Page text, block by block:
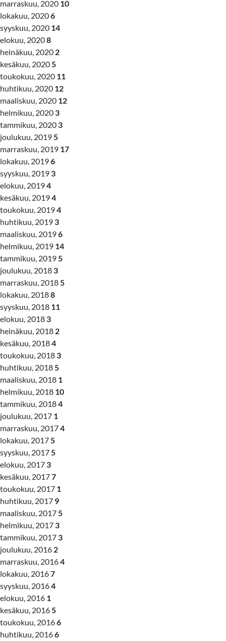
marraskuu, 2020 10
lokakuu, 20206
syyskuu, 2020 14
elokuu, 20208
heinäkuu, 2020 2
kesäkuu, 2020 5
toukokuu, 2020 11
huhtikuu, 2020 12
maaliskuu, 2020 12
helmikuu, 2020 3
tammikuu, 2020 3
joulukuu, 2019 5
marraskuu, 2019 17
lokakuu, 20196
syyskuu, 2019 3
elokuu, 20194
kesäkuu, 20194
toukokuu, 20194
huhtikuu, 2019 3
maaliskuu, 20196
helmikuu, 2019 14
tammikuu, 2019 5
joulukuu, 2018 3
marraskuu, 2018 5
lokakuu, 20188
syyskuu, 2018 11
elokuu, 2018 3
heinäkuu, 2018 2
kesäkuu, 20184
toukokuu, 2018 3
huhtikuu, 2018 5
maaliskuu, 2018 1
helmikuu, 2018 10
tammikuu, 20184
joulukuu, 2017 1
marraskuu, 20174
lokakuu, 2017 5
syyskuu, 2017 5
elokuu, 2017 3
kesäkuu, 20177
toukokuu, 2017 1
huhtikuu, 2017 9
maaliskuu, 2017 5
helmikuu, 2017 3
tammikuu, 2017 3
joulukuu, 2016 2
marraskuu, 20164
lokakuu, 20167
syyskuu, 20164
elokuu, 2016 1
kesäkuu, 2016 5
toukokuu, 20166
huhtikuu, 20166